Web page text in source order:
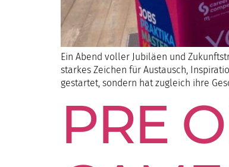
Ein Abend voller Jubiläen und
starkes Zeichen für Austausch,
gestartet, sondern hat zugleich ihre
PRE